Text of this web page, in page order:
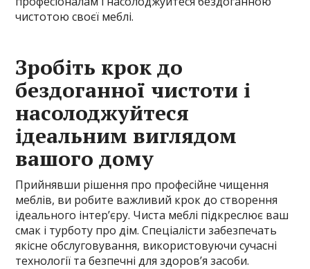
чистотою своєї меблі.
Зробіть крок до
бездоганної чистоти і
насолоджуйтеся
ідеальним виглядом
вашого дому
Прийнявши рішення про професійне чищення
меблів, ви робите важливий крок до створення
ідеального інтер’єру. Чиста меблі підкреслює ваш
смак і турботу про дім. Спеціалісти забезпечать
якісне обслуговування, використовуючи сучасні
технології та безпечні для здоров’я засоби.